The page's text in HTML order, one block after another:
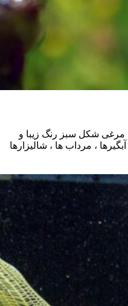
شکل سبز رنگ زیبا و
، مرداب ها ، شالیزارها